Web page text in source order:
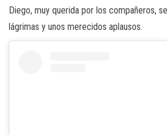
Diego, muy querida por los compañeros,
lágrimas y unos merecidos aplausos.